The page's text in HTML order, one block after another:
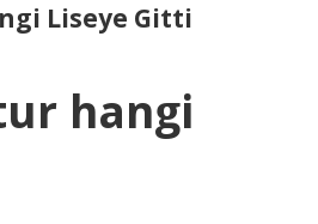
Liseye Gitti
hangi